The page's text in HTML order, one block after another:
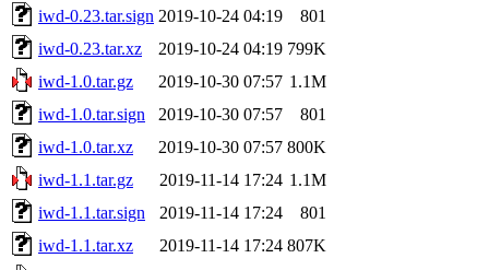
iwd-0.23.tar.sign 2019-10-24 04:19
801
iwd-0.23.tar.xz
2019-10-24 04:19 799K
iwd-1.0.tar.gz
2019-10-30 07:57 1.1M
iwd-1.0.tar.sign
2019-10-30 07:57
801
iwd-1.0.tar.xz
2019-10-30 07:57 800K
iwd-1.1.tar.gz
2019-11-14 17:24 1.1M
iwd-1.1.tar.sign
2019-11-14 17:24
801
iwd-1.1.tar.xz
2019-11-14 17:24 807K